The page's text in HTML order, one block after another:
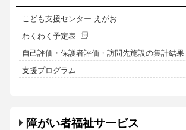
こども支援センター えがお
わくわく予定表
自己評価・保護者評価・訪問先施設の集計結果
支援プログラム
障がい者福祉サービス